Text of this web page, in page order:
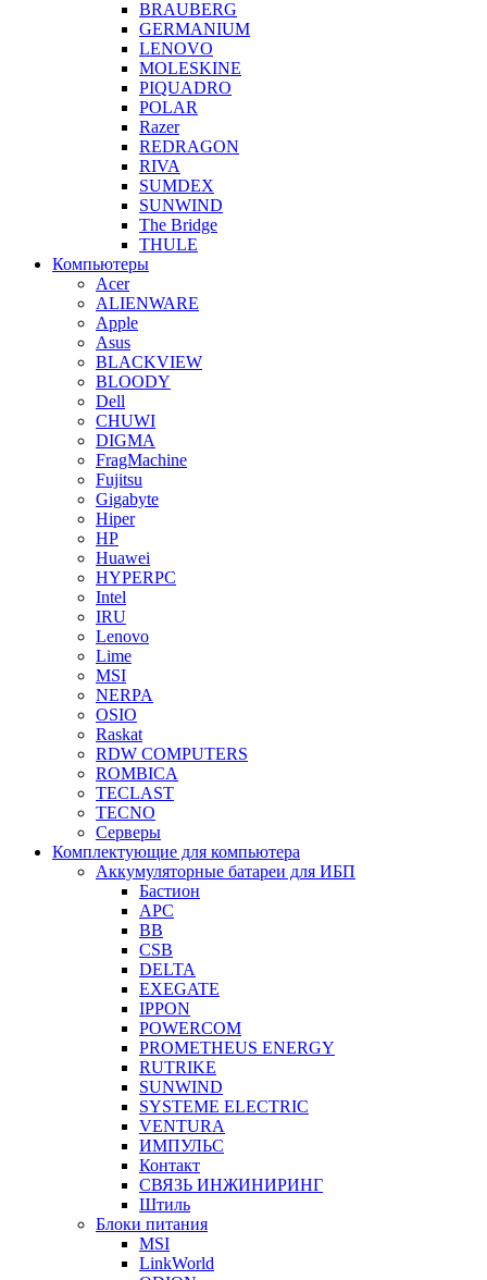
BRAUBERG
GERMANIUM
LENOVO
MOLESKINE
PIQUADRO
POLAR
Razer
REDRAGON
RIVA
SUMDEX
SUNWIND
The Bridge
THULE
Компьютеры
Acer
ALIENWARE
Apple
Asus
BLACKVIEW
BLOODY
Dell
CHUWI
DIGMA
FragMachine
Fujitsu
Gigabyte
Hiper
HP
Huawei
HYPERPC
Intel
IRU
Lenovo
Lime
MSI
NERPA
OSIO
Raskat
RDW COMPUTERS
ROMBICA
TECLAST
TECNO
Серверы
Комплектующие для компьютера
Аккумуляторные батареи для ИБП
Бастион
APC
BB
CSB
DELTA
EXEGATE
IPPON
POWERCOM
PROMETHEUS ENERGY
RUTRIKE
SUNWIND
SYSTEME ELECTRIC
VENTURA
ИМПУЛЬС
Контакт
СВЯЗЬ ИНЖИНИРИНГ
Штиль
Блоки питания
MSI
LinkWorld